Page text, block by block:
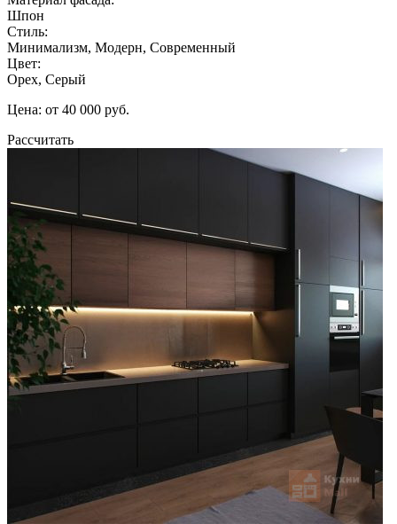
Шпон
Стиль:
Минимализм, Модерн, Современный
Цвет:
Орех, Серый
Цена: от 40 000 руб.
Рассчитать